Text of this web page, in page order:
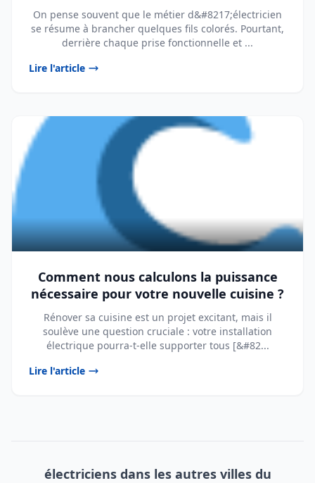
On pense souvent que le métier d&#8217;électricien
se résume à brancher quelques fils colorés. Pourtant,
derrière chaque prise fonctionnelle et ...
Lire l'article
Comment nous calculons la puissance
nécessaire pour votre nouvelle cuisine ?
Rénover sa cuisine est un projet excitant, mais il
soulève une question cruciale : votre installation
électrique pourra-t-elle supporter tous [&#82...
Lire l'article
électriciens dans les autres villes du